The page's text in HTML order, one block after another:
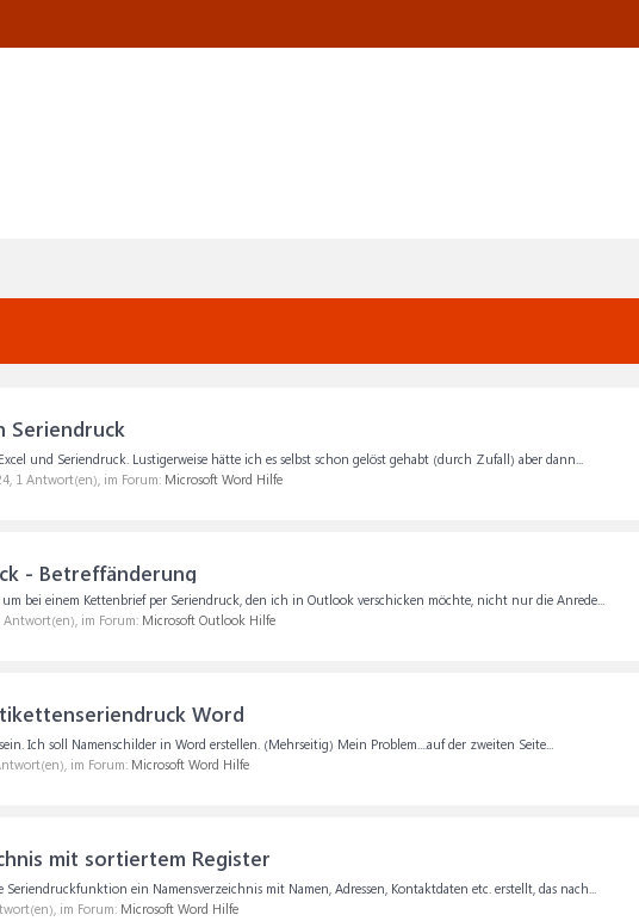
Seriendruck
und Seriendruck. Lustigerweise hätte ich es selbst schon gelöst gehabt (durch Zufall) aber dann...
, 1 Antwort(en), im Forum: Microsoft Word Hilfe
- Betreffänderung
bei einem Kettenbrief per Seriendruck, den ich in Outlook verschicken möchte, nicht nur die Anrede...
Antwort(en), im Forum: Microsoft Outlook Hilfe
Word
Ich soll Namenschilder in Word erstellen. (Mehrseitig) Mein Problem....auf der zweiten Seite...
im Forum: Microsoft Word Hilfe
mit sortiertem Register
ein Namensverzeichnis mit Namen, Adressen, Kontaktdaten etc. erstellt, das nach...
im Forum: Microsoft Word Hilfe